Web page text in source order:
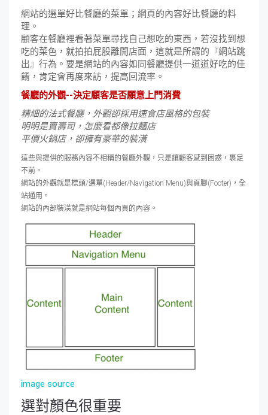
網站的選單好比餐廳的菜單；網頁的內容好比餐廳的料
理。
顧客在餐廳裡看著菜單尋找自己想吃的東西，若沒找到想
吃的菜色，就拍拍屁股離開店面，這就是所謂的『網站跳
出』行為。要是網站的內容如同餐廳提供一道道好吃的佳
餚，肯定會再度來訪，提高回流率。
餐廳的外觀--決定顧客是否願意上門消費
精細的法式餐廳，外觀卻採用速食店風格的包裝
明明是賣壽司，怎麼看都像拉麵店
平價火鍋店，卻擁有豪華的裝潢
這些與提供的服務內容不相稱的餐廳外觀，只是讓顧客感到困惑，裹足
不前。
網站的外觀就是標頭/選單(Header/Navigation Menu)與頁腳(Footer)，全
站通用。
網站的內部裝潢就是網站每個內頁的內容。
image source
選對顏色很重要